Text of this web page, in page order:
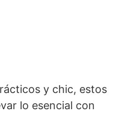
y chic, estos
lo esencial con